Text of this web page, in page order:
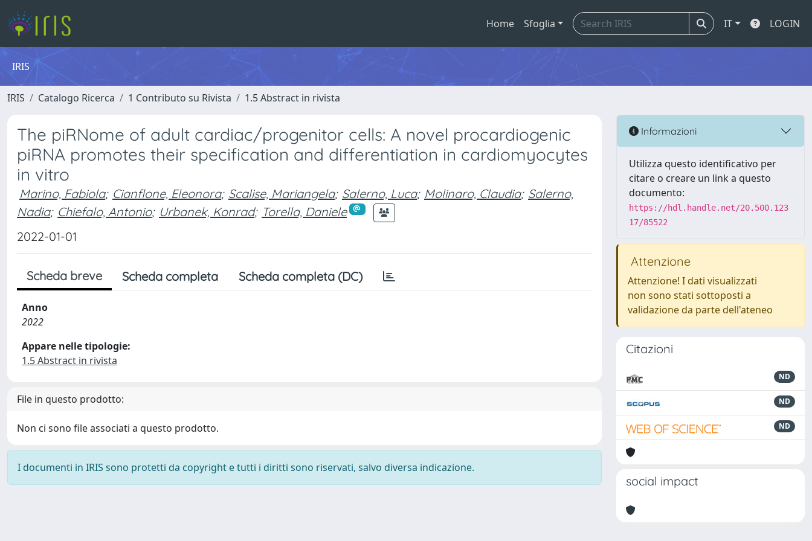
Home Sfoglia IT LOGIN
IRIS
IRIS Catalogo Ricerca 1 Contributo su Rivista 1.5 Abstract in rivista
The piRNome of adult cardiac/progenitor cells: A novel procardiogenic
piRNA promotes their specification and differentiation in cardiomyocytes
in vitro
Marino, Fabiola; Cianflone, Eleonora; Scalise, Mariangela; Salerno, Luca; Molinaro, Claudia; Salerno,
Nadia; Chiefalo, Antonio; Urbanek, Konrad; Torella, Daniele
2022-01-01
Scheda breve Scheda completa Scheda completa (DC)
Anno
2022
Appare nelle tipologie:
1.5 Abstract in rivista
File in questo prodotto:
Non ci sono file associati a questo prodotto.
I documenti in IRIS sono protetti da copyright e tutti i diritti sono riservati, salvo diversa indicazione.
Informazioni
Utilizza questo identificativo per
citare o creare un link a questo
documento:
https://hdl.handle.net/20.500.123
17/85522
Attenzione
Attenzione! I dati visualizzati
non sono stati sottoposti a
validazione da parte dell'ateneo
Citazioni
ND
ND
ND
social impact